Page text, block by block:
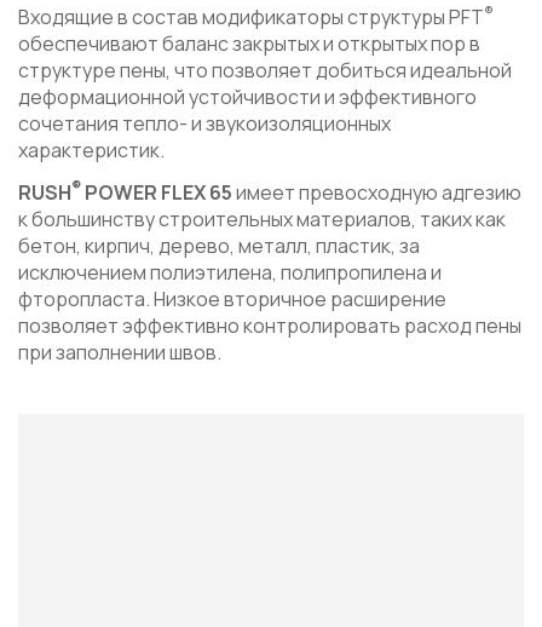
Входящие в состав модификаторы структуры PFT®
обеспечивают баланс закрытых и открытых пор в
структуре пены, что позволяет добиться идеальной
деформационной устойчивости и эффективного
сочетания тепло- и звукоизоляционных
характеристик.
RUSH® POWER FLEX 65имеет превосходную адгезию
к большинству строительных материалов, таких как
бетон, кирпич, дерево, металл, пластик, за
исключением полиэтилена, полипропилена и
фторопласта. Низкое вторичное расширение
позволяет эффективно контролировать расход пены
при заполнении швов.